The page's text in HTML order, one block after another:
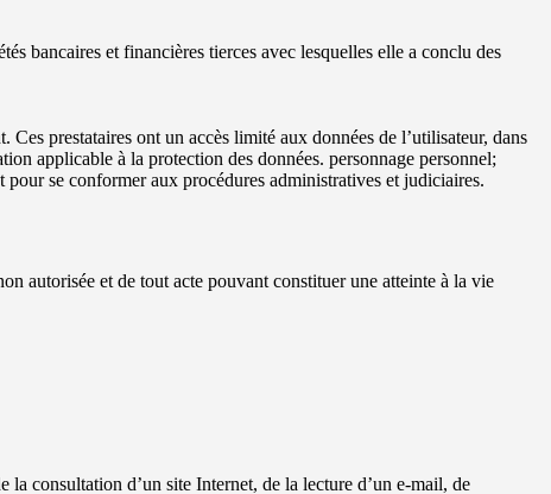
bancaires et financières tierces avec lesquelles elle a conclu des
prestataires ont un accès limité aux données de l’utilisateur, dans
applicable à la protection des données. personnage personnel;
se conformer aux procédures administratives et judiciaires.
autorisée et de tout acte pouvant constituer une atteinte à la vie
consultation d’un site Internet, de la lecture d’un e-mail, de